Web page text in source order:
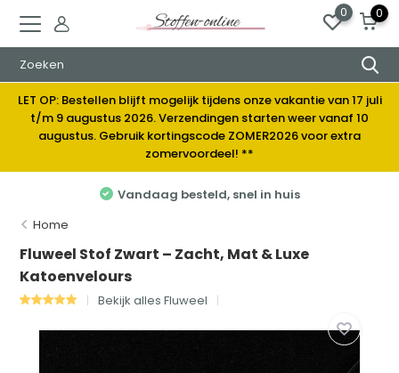
0 0
LET OP: Bestellen blijft mogelijk tijdens onze vakantie van 17 juli
t/m 9 augustus 2026. Verzendingen starten weer vanaf 10
augustus. Gebruik kortingscode ZOMER2026 voor extra
zomervoordeel! **
Elke week nieuwe stoffen
Home
Fluweel Stof Zwart – Zacht, Mat & Luxe
Katoenvelours
Bekijk alles Fluweel